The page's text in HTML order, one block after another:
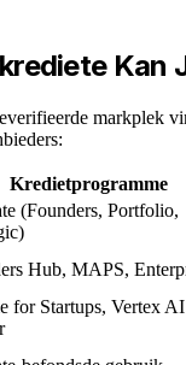
Kan
markplek
Kredietprogramme
(Founders, Portfolio,
Hub, MAPS,
for Startups, Vertex AI